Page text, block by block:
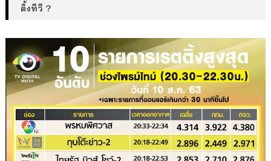
ติ้งทีวี ?